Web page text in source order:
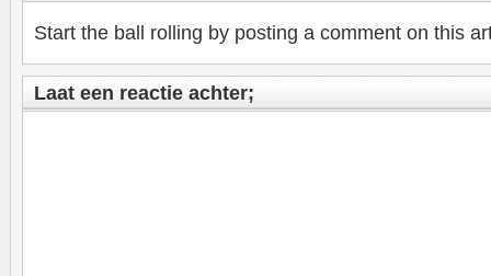
Start the ball rolling by posting a comment on this
Laat een reactie achter;